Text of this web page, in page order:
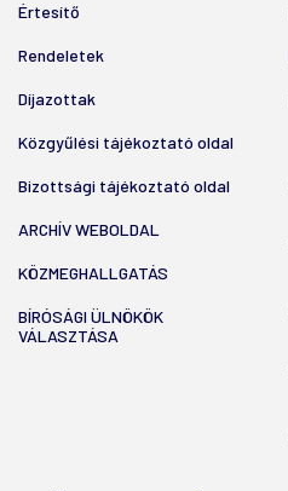
Értesítő
Rendeletek
Díjazottak
Közgyűlési tájékoztató oldal
Bizottsági tájékoztató oldal
ARCHÍV WEBOLDAL
KÖZMEGHALLGATÁS
BÍRÓSÁGI ÜLNÖKÖK
VÁLASZTÁSA